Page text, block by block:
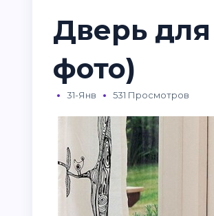
Дверь
фото)
31-Янв 531 Просмотров